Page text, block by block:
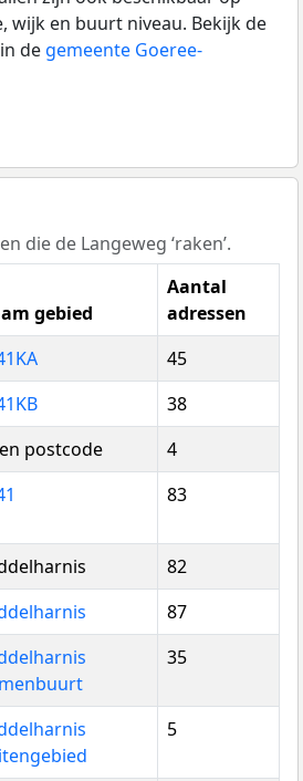
wijk en buurt niveau. Bekijk de
de gemeente Goeree-
die de Langeweg ‘raken’.
gebied
Aantal
adressen
45
38
postcode
4
83
82
87
35
5